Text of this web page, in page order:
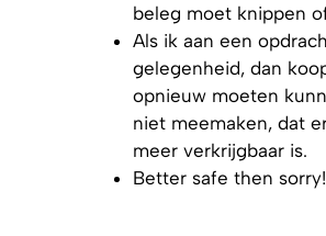
beleg moet knippen
Als ik aan een
gelegenheid, dan
opnieuw moeten
niet meemaken, dat
meer verkrijgbaar is.
Better safe then sorry!